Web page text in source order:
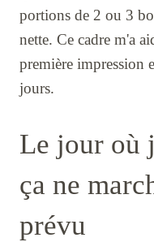
portions de 2 ou 3
nette. Ce cadre m'a
première impression
jours.
Le jour où
ça ne
prévu